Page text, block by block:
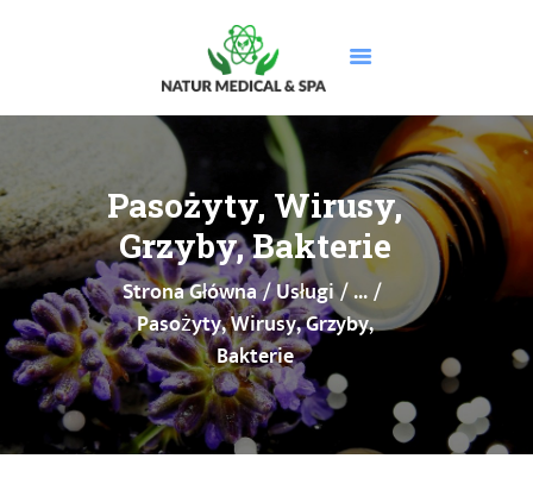
Pasożyty, Wirusy,
Grzyby, Bakterie
Strona Główna Usługi ...
Pasożyty, Wirusy, Grzyby,
Bakterie
STRONA GŁÓWNA
O NAS
USŁUGI
MASAŻE
CENNIK
PROMOCJE
DOLEGLIWOŚCI
GALERIA
BLOG